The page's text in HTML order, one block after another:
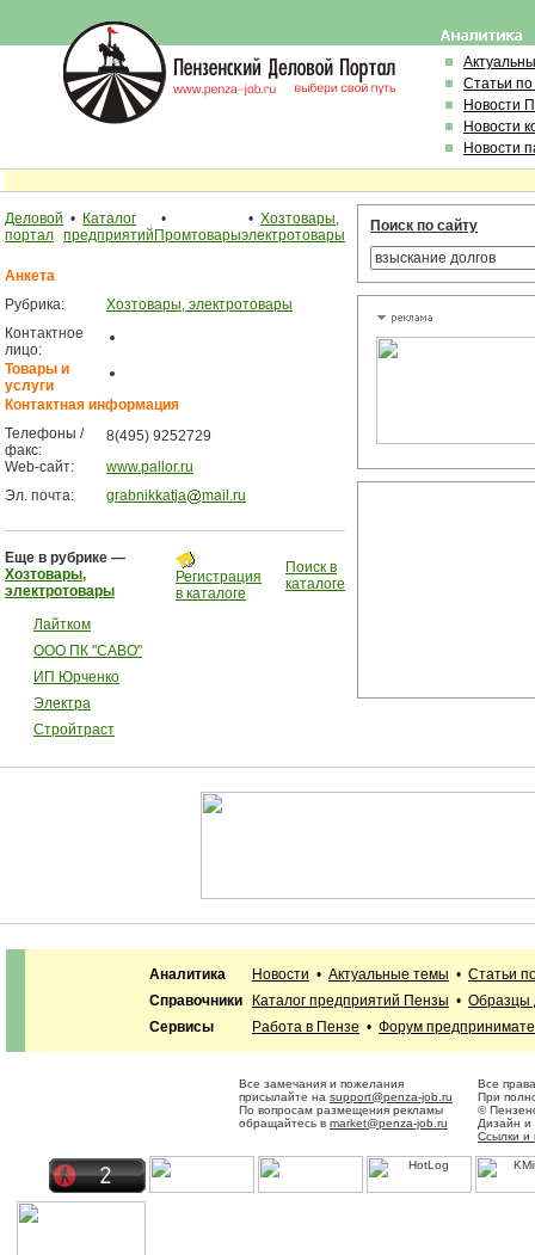
Статьи
Новости
Новости
Новости
Деловой
портал
• Каталог
предприятий
•
Промтовары
• Хозтовары,
электротовары
Анкета
Рубрика:
Хозтовары, электротовары
Контактное
лицо:
Товары и
услуги
Контактная информация
Телефоны /
факс:
8(495) 9252729
Web-сайт:
www.pallor.ru
Эл. почта:
grabnikkatja mail.ru
Еще в рубрике —
Хозтовары,
электротовары
Лайтком
ООО ПК "САВО"
ИП Юрченко
Электра
Стройтраст
Регистрация
в каталоге
Поиск в
каталоге
Поиск по сайту
Аналитика Новости • Актуальные темы • Статьи
Справочники
Каталог предприятий Пензы • Образцы
Сервисы
Работа в Пензе • Форум
Все замечания и пожелания
присылайте на support@penza-job.ru
По вопросам размещения рекламы
обращайтесь в market@penza-job.ru
Все
При
©
Дизайн и
Ссылки и